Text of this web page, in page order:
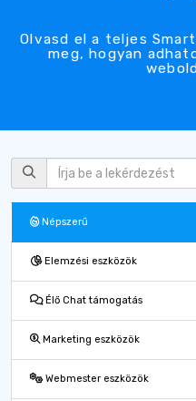
Olvasd el a teljes
meg, hogyan
Népszerű
Elemzési eszközök
Élő Chat támogatás
Marketing eszközök
Webmester eszközök